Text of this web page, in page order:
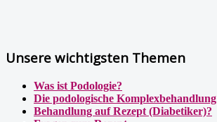
Unsere wichtigsten Themen
Was ist Podologie?
Die podologische Komplexbehandlung
Behandlung auf Rezept (Diabetiker)?